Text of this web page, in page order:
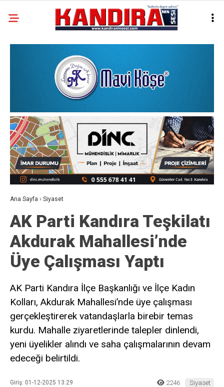
Ana Sayfa › Siyaset
AK Parti Kandıra Teşkilatı
Akdurak Mahallesi’nde
Üye Çalışması Yaptı
AK Parti Kandıra İlçe Başkanlığı ve İlçe Kadın
Kolları, Akdurak Mahallesi’nde üye çalışması
gerçekleştirerek vatandaşlarla birebir temas
kurdu. Mahalle ziyaretlerinde talepler dinlendi,
yeni üyelikler alındı ve saha çalışmalarının devam
edeceği belirtildi.
Giriş: 01-12-2025 13:29
2246 Siyaset